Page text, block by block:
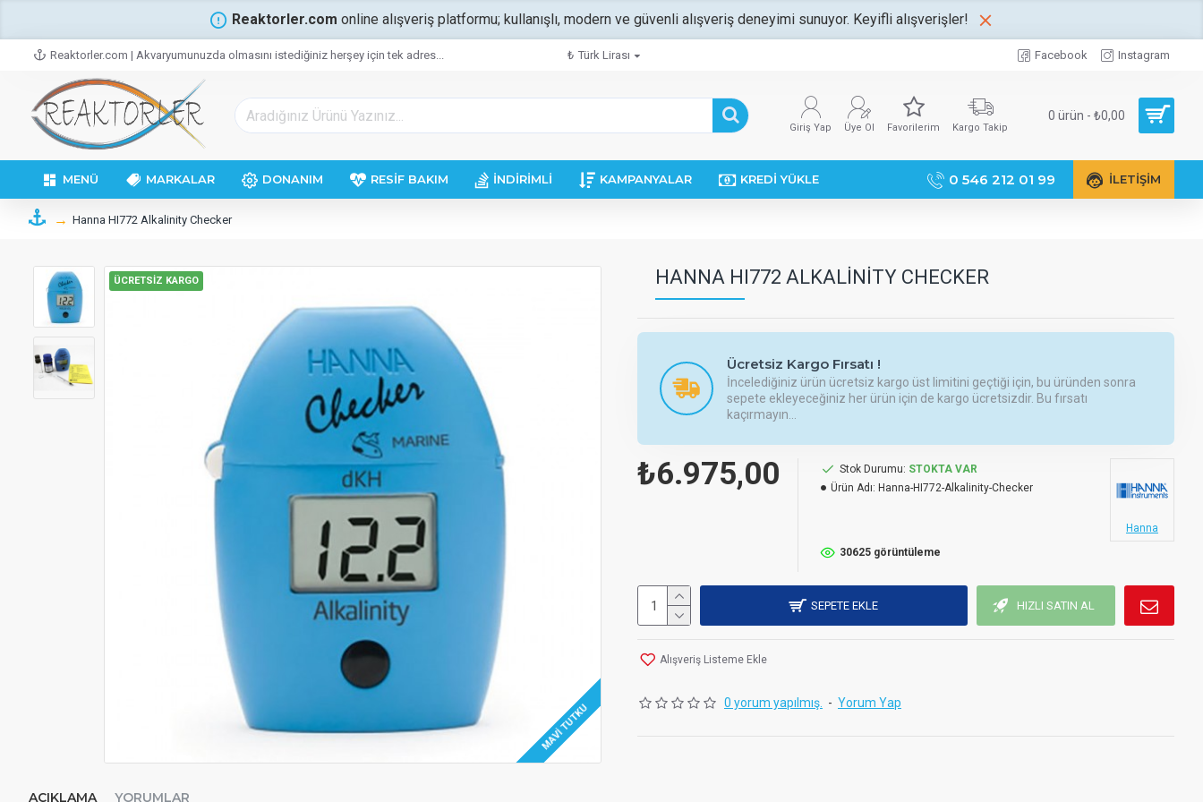
Reaktorler.com online alışveriş platformu; kullanışlı, modern ve güvenli alışveriş deneyimi sunuyor. Keyifli alışverişler!
Reaktorler.com | Akvaryumunuzda olmasını istediğiniz herşey için tek adres... ₺ Türk Lirası Facebook Instagram
Giriş Yap Üye Ol Favorilerim Kargo Takip
0 ürün - ₺0,00
MENÜ MARKALAR DONANIM RESIF BAKIM İNDIRIMLI KAMPANYALAR KREDI YÜKLE 0 546 212 01 99 İLETIŞIM
Hanna HI772 Alkalinity Checker
MAVI TUTKU
ÜCRETSIZ KARGO HANNA HI772 ALKALINITY CHECKER
Ücretsiz Kargo Fırsatı !
İncelediğiniz ürün ücretsiz kargo üst limitini geçtiği için, bu üründen sonra
sepete ekleyeceğiniz her ürün için de kargo ücretsizdir. Bu fırsatı
kaçırmayın...
0 yorum yapılmış. - Yorum Yap
₺6.975,00 Stok Durumu: STOKTA VAR
Ürün Adı: Hanna-HI772-Alkalinity-Checker
Hanna
30625 görüntüleme
SEPETE EKLE HIZLI SATIN AL
Alışveriş Listeme Ekle
AÇIKLAMA YORUMLAR